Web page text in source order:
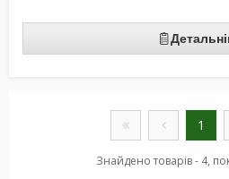
1
Знайдено товарів - 4,